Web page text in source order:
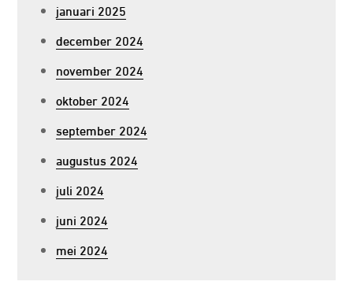
januari 2025
december 2024
november 2024
oktober 2024
september 2024
augustus 2024
juli 2024
juni 2024
mei 2024